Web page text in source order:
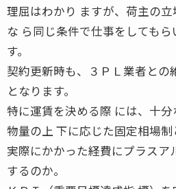
理屈はわかり ますが、荷主の
な ら同じ条件で仕事をしても
す。
契約更新時も、３ＰＬ業者との
となります。
特に運賃を決める際 には、十分
物量の上 下に応じた固定相場
実際にかかった経費にプラスア
するのか。